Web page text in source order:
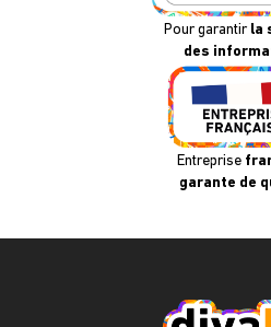
Pour garantir la
des
Entreprise
garante de